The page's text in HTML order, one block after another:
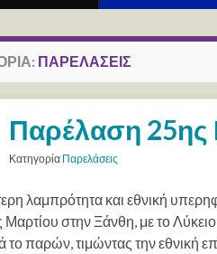
ΠΑΡΕΛΆΣΕΙΣ
Παρέλαση 25ης
Κατηγορία Παρελάσεις
λαμπρότητα και εθνική
Μαρτίου στην Ξάνθη, με το
το παρών, τιμώντας την εθνική